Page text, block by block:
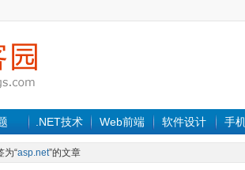
.NET技术 Web前端 软件设计 手
为“asp.net”的文章